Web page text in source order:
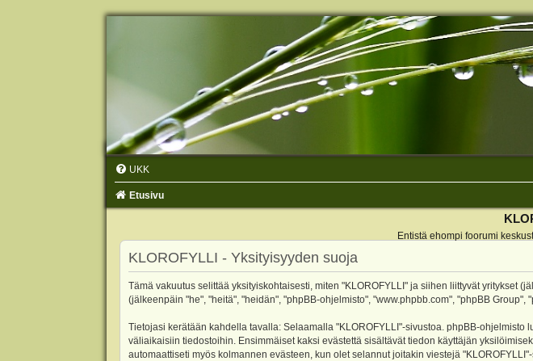
UKK
Etusivu
Entistä ehompi foorumi
KLOROFYLLI - Yksityisyyden suoja
Tämä vakuutus selittää yksityiskohtaisesti, miten "KLOROFYLLI" ja siihen liittyvät yritykset
(jälkeenpäin "he", "heitä", "heidän", "phpBB-ohjelmisto", "www.phpbb.com", "phpBB
Tietojasi kerätään kahdella tavalla: Selaamalla "KLOROFYLLI"-sivustoa. phpBB-
väliaikaisiin tiedostoihin. Ensimmäiset kaksi evästettä sisältävät tiedon käyttäjän
automaattiseti myös kolmannen evästeen, kun olet selannut joitakin viestejä